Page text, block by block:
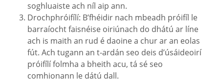
soghluaiste ach níl aip ann.
Drochphróifílí: B’fhéidir nach mbeadh próifíl le
barraíocht faisnéise oiriúnach do dhátú ar líne
ach is maith an rud é daoine a chur ar an eolas
fút. Ach tugann an t-ardán seo deis d’úsáideoirí
próifílí folmha a bheith acu, tá sé seo
comhionann le dátú dall.